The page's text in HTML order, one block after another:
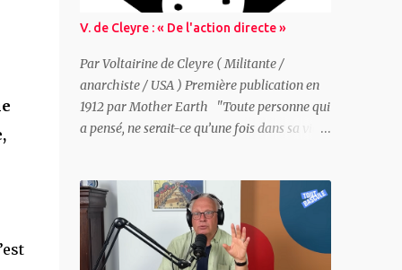
V. de Cleyre : « De l'action directe »
Par Voltairine de Cleyre ( Militante /
anarchiste / USA ) Première publication en
1912 par Mother Earth "Toute personne qui
a pensé, ne serait-ce qu’une fois dans sa vie,
personne qui a revendiqué un droit, seule ou
avec d’autres, a pratiqué l’action directe."
Voltairine de Cleyre Sommaire : - Qu’est-ce
que l’action directe ? - Quelques exemples